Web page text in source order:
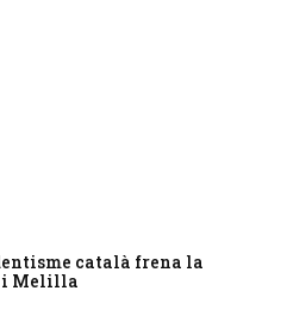
català frena la
i Melilla